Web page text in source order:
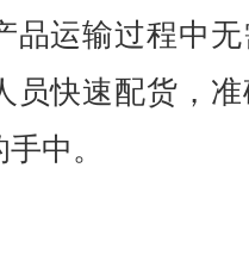
品运输过程中
员快速配货，
中。